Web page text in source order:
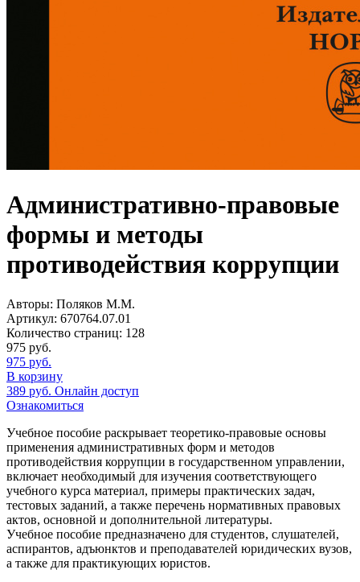
Административно-правовые
формы и методы
противодействия коррупции
Авторы: Поляков М.М.
Артикул: 670764.07.01
Количество страниц: 128
975 руб.
975 руб.
В корзину
389 руб. Онлайн доступ
Ознакомиться
Учебное пособие раскрывает теоретико-правовые основы
применения административных форм и методов
противодействия коррупции в государственном управлении,
включает необходимый для изучения соответствующего
учебного курса материал, примеры практических задач,
тестовых заданий, а также перечень нормативных правовых
актов, основной и дополнительной литературы.
Учебное пособие предназначено для студентов, слушателей,
аспирантов, адъюнктов и преподавателей юридических вузов,
а также для практикующих юристов.